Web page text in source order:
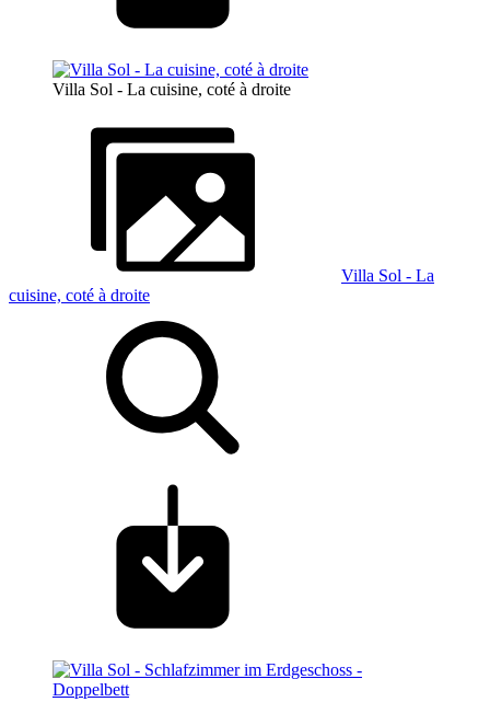
Villa Sol - La cuisine, coté à droite
Villa Sol - La
cuisine, coté à droite